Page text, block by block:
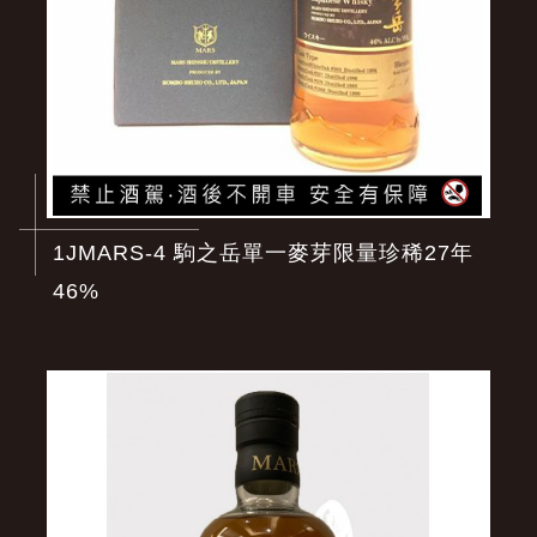
1JMARS-4 駒之岳單一麥芽限量珍稀27年
46%